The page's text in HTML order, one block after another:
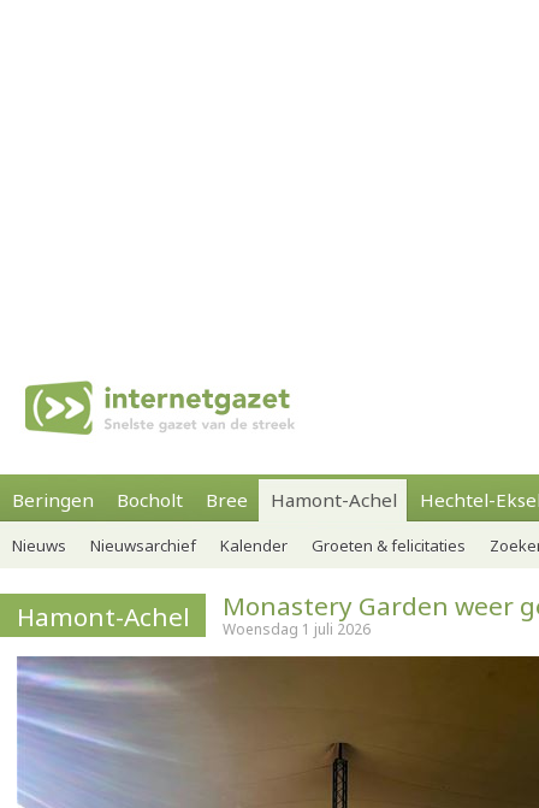
Beringen Bocholt Bree Hamont-Achel Hechtel-
Nieuws Nieuwsarchief Kalender Groeten & felicitaties
Hamont-Achel Monastery Garden weer
Woensdag 1 juli 2026